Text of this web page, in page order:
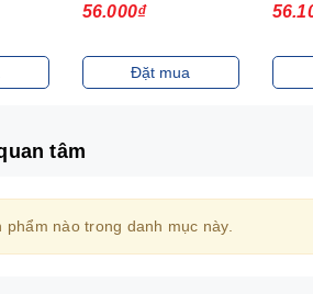
56.000₫
Đặt mua
tâm
phẩm nào trong danh mục này.